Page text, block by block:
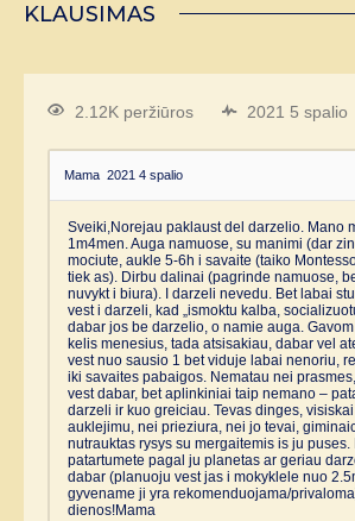
KLAUSIMAS
2.12K peržiūros 2021 5 spalio
Mama 2021 4 spalio
Sveiki,Norejau paklaust del darzelio. Mano
1m4men. Auga namuose, su manimi (dar
mociute, aukle 5-6h i savaite (taiko
tiek as). Dirbu dalinai (pagrinde namuose,
nuvykt i biura). I darzeli nevedu. Bet labai
vest i darzeli, kad „ismoktu kalba,
dabar jos be darzelio, o namie auga.
kelis menesius, tada atsisakiau, dabar vel
vest nuo sausio 1 bet viduje labai nenoriu,
iki savaites pabaigos. Nematau nei
vest dabar, bet aplinkiniai taip nemano –
darzeli ir kuo greiciau. Tevas dinges,
auklejimu, nei prieziura, nei jo tevai,
nutrauktas rysys su mergaitemis is ju puses.
patartumete pagal ju planetas ar geriau
dabar (planuoju vest jas i mokyklele nuo
gyvename ji yra rekomenduojama/
dienos!Mama